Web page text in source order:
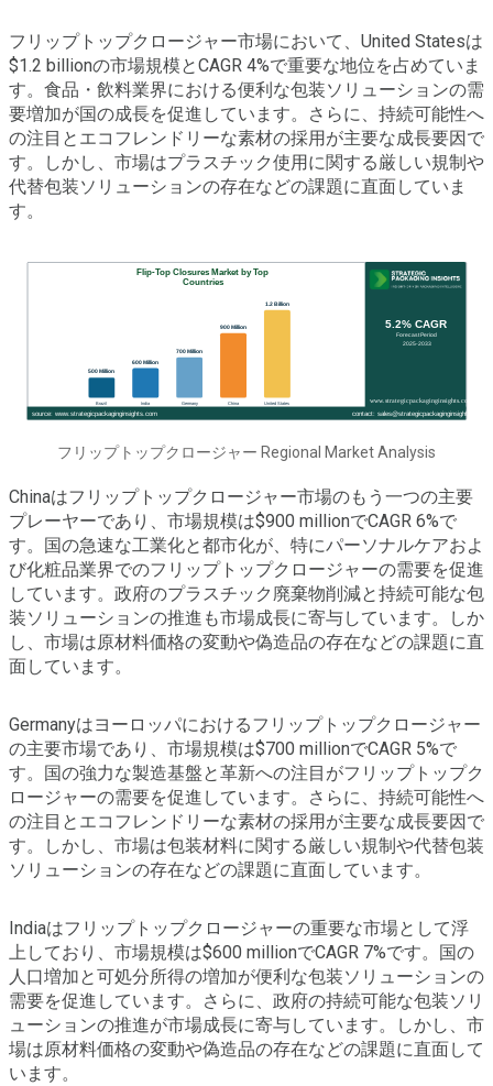
フリップトップクロージャー市場において、United Statesは
$1.2 billionの市場規模とCAGR 4%で重要な地位を占めていま
す。食品・飲料業界における便利な包装ソリューションの需
要増加が国の成長を促進しています。さらに、持続可能性へ
の注目とエコフレンドリーな素材の採用が主要な成長要因で
す。しかし、市場はプラスチック使用に関する厳しい規制や
代替包装ソリューションの存在などの課題に直面していま
す。
フリップトップクロージャー Regional Market Analysis
Chinaはフリップトップクロージャー市場のもう一つの主要
プレーヤーであり、市場規模は$900 millionでCAGR 6%で
す。国の急速な工業化と都市化が、特にパーソナルケアおよ
び化粧品業界でのフリップトップクロージャーの需要を促進
しています。政府のプラスチック廃棄物削減と持続可能な包
装ソリューションの推進も市場成長に寄与しています。しか
し、市場は原材料価格の変動や偽造品の存在などの課題に直
面しています。
Germanyはヨーロッパにおけるフリップトップクロージャー
の主要市場であり、市場規模は$700 millionでCAGR 5%で
す。国の強力な製造基盤と革新への注目がフリップトップク
ロージャーの需要を促進しています。さらに、持続可能性へ
の注目とエコフレンドリーな素材の採用が主要な成長要因で
す。しかし、市場は包装材料に関する厳しい規制や代替包装
ソリューションの存在などの課題に直面しています。
Indiaはフリップトップクロージャーの重要な市場として浮
上しており、市場規模は$600 millionでCAGR 7%です。国の
人口増加と可処分所得の増加が便利な包装ソリューションの
需要を促進しています。さらに、政府の持続可能な包装ソリ
ューションの推進が市場成長に寄与しています。しかし、市
場は原材料価格の変動や偽造品の存在などの課題に直面して
います。